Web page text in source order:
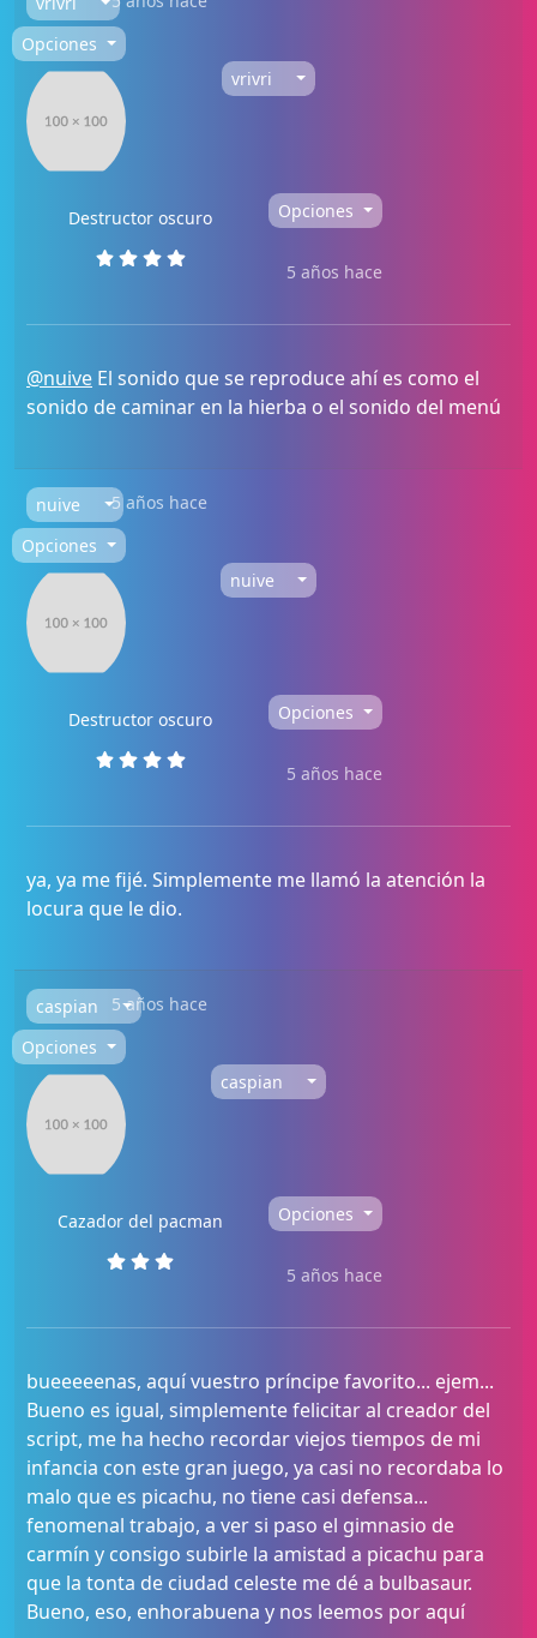
Opciones
vrivri
Destructor oscuro Opciones
5 años hace
@nuive El sonido que se reproduce ahí es como el
sonido de caminar en la hierba o el sonido del menú
nuive
5 años hace
Opciones
nuive
Destructor oscuro Opciones
5 años hace
ya, ya me fijé. Simplemente me llamó la atención la
locura que le dio.
caspian
5 años hace
Opciones
caspian
Cazador del pacman Opciones
5 años hace
bueeeeenas, aquí vuestro príncipe favorito... ejem...
Bueno es igual, simplemente felicitar al creador del
script, me ha hecho recordar viejos tiempos de mi
infancia con este gran juego, ya casi no recordaba lo
malo que es picachu, no tiene casi defensa...
fenomenal trabajo, a ver si paso el gimnasio de
carmín y consigo subirle la amistad a picachu para
que la tonta de ciudad celeste me dé a bulbasaur.
Bueno, eso, enhorabuena y nos leemos por aquí